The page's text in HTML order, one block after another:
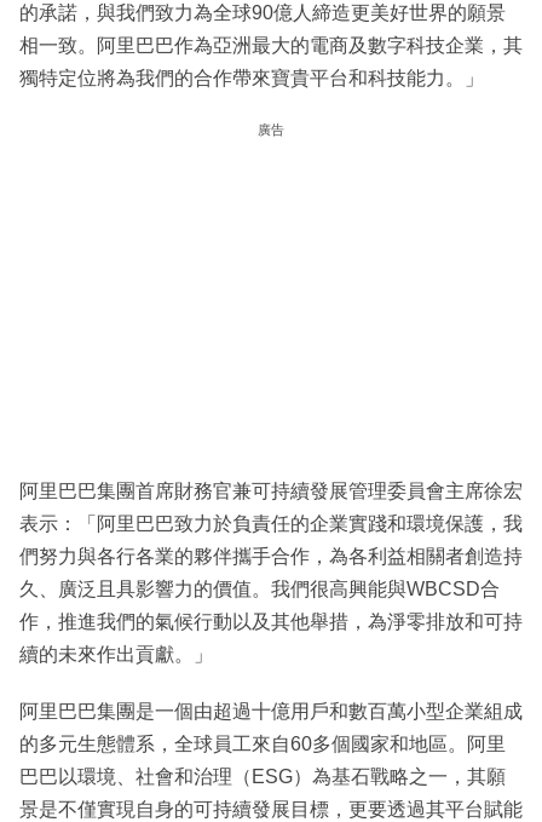
的承諾，與我們致力為全球90億人締造更美好世界的願景
相一致。阿里巴巴作為亞洲最大的電商及數字科技企業，其
獨特定位將為我們的合作帶來寶貴平台和科技能力。」
廣告
阿里巴巴集團首席財務官兼可持續發展管理委員會主席徐宏
表示：「阿里巴巴致力於負責任的企業實踐和環境保護，我
們努力與各行各業的夥伴攜手合作，為各利益相關者創造持
久、廣泛且具影響力的價值。我們很高興能與WBCSD合
作，推進我們的氣候行動以及其他舉措，為淨零排放和可持
續的未來作出貢獻。」
阿里巴巴集團是一個由超過十億用戶和數百萬小型企業組成
的多元生態體系，全球員工來自60多個國家和地區。阿里
巴巴以環境、社會和治理（ESG）為基石戰略之一，其願
景是不僅實現自身的可持續發展目標，更要透過其平台賦能